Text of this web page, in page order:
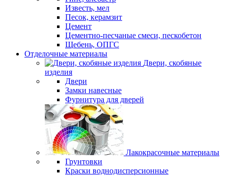
Известь, мел
Песок, керамзит
Цемент
Цементно-песчаные смеси, пескобетон
Щебень, ОПГС
Отделочные материалы
Двери, скобяные
изделия
Двери
Замки навесные
Фурнитура для дверей
Лакокрасочные материалы
Грунтовки
Краски воднодисперсионные